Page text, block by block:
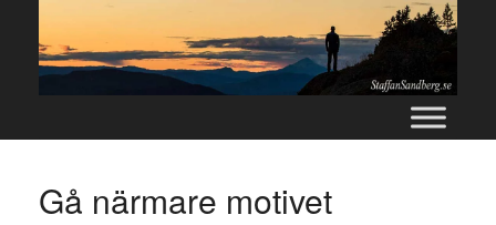
content
Gå närmare motivet